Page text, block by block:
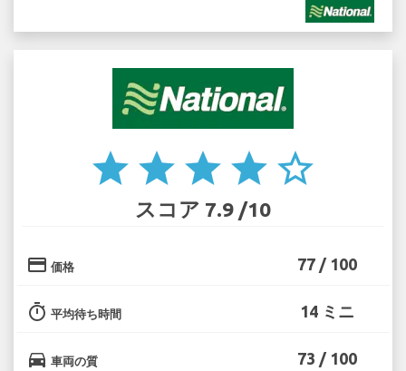
star star star star star_border
スコア 7.9 /10
credit_card 価格 77 / 100
timer 平均待ち時間 14 ミニ
directions_car 車両の質 73 / 100